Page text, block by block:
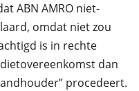
ABN AMRO niet-
omdat niet zou
is in rechte
dan
procedeert.